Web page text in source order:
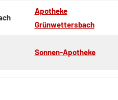
Apotheke
Grünwettersbach
Sonnen-Apotheke